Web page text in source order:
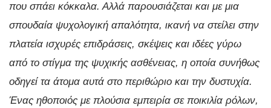
που σπάει κόκκαλα. Αλλά παρουσιάζεται και με μια
σπουδαία ψυχολογική απαλότητα, ικανή να στείλει στην
πλατεία ισχυρές επιδράσεις, σκέψεις και ιδέες γύρω
από το στίγμα της ψυχικής ασθένειας, η οποία συνήθως
οδηγεί τα άτομα αυτά στο περιθώριο και την δυστυχία.
Ένας ηθοποιός με πλούσια εμπειρία σε ποικιλία ρόλων,